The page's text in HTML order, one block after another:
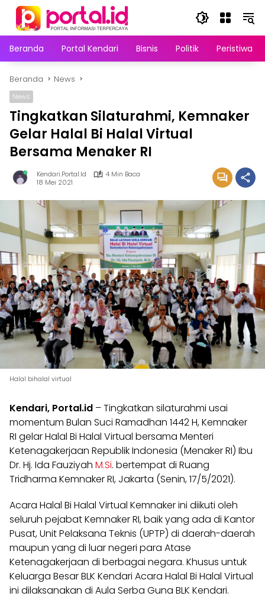
Langsung
konten
Beranda
Portal Kendari Bisnis Politik Peristiwa
Beranda News
News
Tingkatkan Silaturahmi, Kemnaker
Gelar Halal Bi Halal Virtual
Bersama Menaker RI
Kendari.portal.id
4 Min Baca
18 Mei 2021
Halal bihalal virtual
Kendari, Portal.id – Tingkatkan silaturahmi usai
momentum Bulan Suci Ramadhan 1442 H, Kemnaker
RI gelar Halal Bi Halal Virtual bersama Menteri
Ketenagakerjaan Republik Indonesia (Menaker RI) Ibu
Dr. Hj. Ida Fauziyah M.Si. bertempat di Ruang
Tridharma Kemnaker RI, Jakarta (Senin, 17/5/2021).
Acara Halal Bi Halal Virtual Kemnaker ini diikuti oleh
seluruh pejabat Kemnaker RI, baik yang ada di Kantor
Pusat, Unit Pelaksana Teknis (UPTP) di daerah-daerah
maupun yang di luar negeri para Atase
Ketenagakerjaan di berbagai negara. Khusus untuk
Keluarga Besar BLK Kendari Acara Halal Bi Halal Virtual
ini dilaksanakan di Aula Serba Guna BLK Kendari.